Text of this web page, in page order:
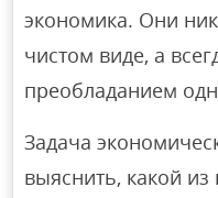
экономика. Они
чистом виде, а
преобладанием
Задача
выяснить, какой